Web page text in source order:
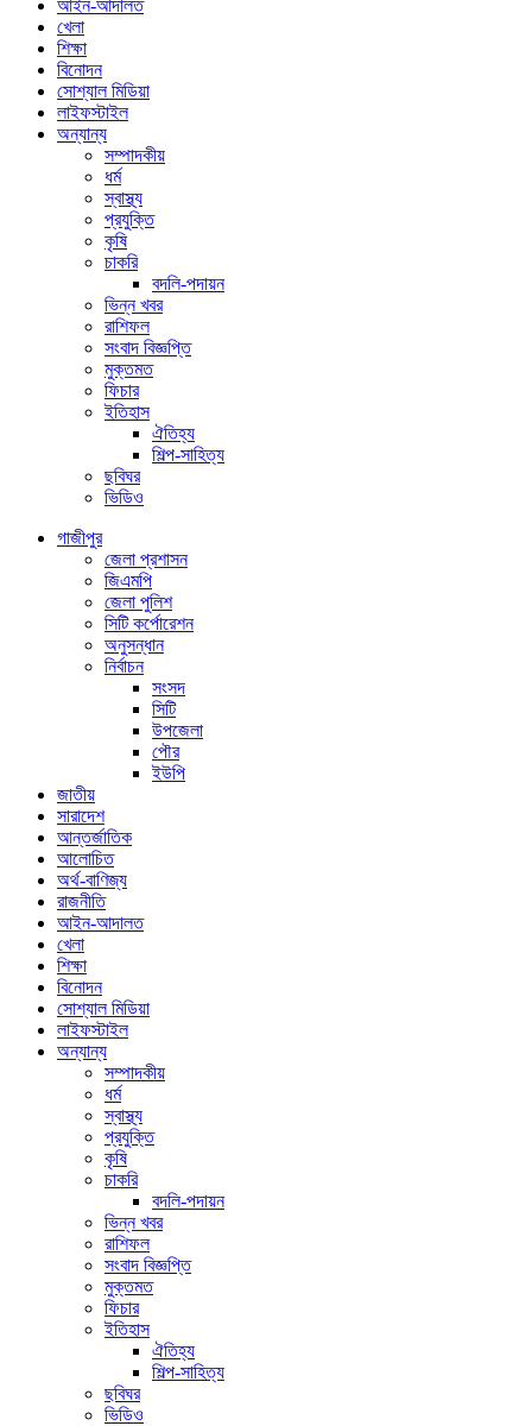
আইন-আদালত
খেলা
শিক্ষা
বিনোদন
সোশ্যাল মিডিয়া
লাইফস্টাইল
অন্যান্য
সম্পাদকীয়
ধর্ম
স্বাস্থ্য
প্রযুক্তি
কৃষি
চাকরি
বদলি-পদায়ন
ভিন্ন খবর
রাশিফল
সংবাদ বিজ্ঞপ্তি
মুক্তমত
ফিচার
ইতিহাস
ঐতিহ্য
শিল্প-সাহিত্য
ছবিঘর
ভিডিও
গাজীপুর
জেলা প্রশাসন
জিএমপি
জেলা পুলিশ
সিটি কর্পোরেশন
অনুসন্ধান
নির্বাচন
সংসদ
সিটি
উপজেলা
পৌর
ইউপি
জাতীয়
সারাদেশ
আন্তর্জাতিক
আলোচিত
অর্থ-বাণিজ্য
রাজনীতি
আইন-আদালত
খেলা
শিক্ষা
বিনোদন
সোশ্যাল মিডিয়া
লাইফস্টাইল
অন্যান্য
সম্পাদকীয়
ধর্ম
স্বাস্থ্য
প্রযুক্তি
কৃষি
চাকরি
বদলি-পদায়ন
ভিন্ন খবর
রাশিফল
সংবাদ বিজ্ঞপ্তি
মুক্তমত
ফিচার
ইতিহাস
ঐতিহ্য
শিল্প-সাহিত্য
ছবিঘর
ভিডিও